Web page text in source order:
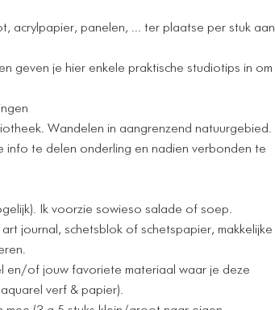
acrylpapier, panelen, ... ter plaatse per stuk aan
geven je hier enkele praktische studiotips in om
Wandelen in aangrenzend natuurgebied.
info te delen onderling en nadien verbonden te
Ik voorzie sowieso salade of soep.
journal, schetsblok of schetspapier, makkelijke
en/of jouw favoriete materiaal waar je deze
verf & papier).